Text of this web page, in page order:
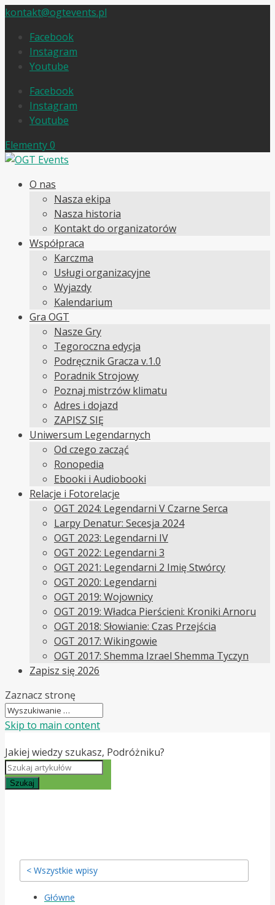
kontakt@ogtevents.pl
Facebook
Instagram
Youtube
Facebook
Instagram
Youtube
Elementy 0
O nas
Nasza ekipa
Nasza historia
Kontakt do organizatorów
Współpraca
Karczma
Usługi organizacyjne
Wyjazdy
Kalendarium
Gra OGT
Nasze Gry
Tegoroczna edycja
Podręcznik Gracza v.1.0
Poradnik Strojowy
Poznaj mistrzów klimatu
Adres i dojazd
ZAPISZ SIĘ
Uniwersum Legendarnych
Od czego zacząć
Ronopedia
Ebooki i Audiobooki
Relacje i Fotorelacje
OGT 2024: Legendarni V Czarne Serca
Larpy Denatur: Secesja 2024
OGT 2023: Legendarni IV
OGT 2022: Legendarni 3
OGT 2021: Legendarni 2 Imię Stwórcy
OGT 2020: Legendarni
OGT 2019: Wojownicy
OGT 2019: Władca Pierścieni: Kroniki Arnoru
OGT 2018: Słowianie: Czas Przejścia
OGT 2017: Wikingowie
OGT 2017: Shemma Izrael Shemma Tyczyn
Zapisz się 2026
Zaznacz stronę
Skip to main content
Jakiej wiedzy szukasz, Podróżniku?
Szukaj
< Wszystkie wpisy
Główne